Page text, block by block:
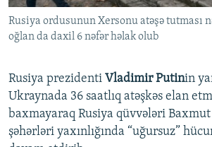
AZADLIQRADIOSU MOBIL TELEFONUNUZDA
XƏBƏR BÜLLETENLƏRIMIZ
RFE/RL-in bütün saytları
Rusiya ordusunun Xersonu atəşə tutması
oğlan da daxil 6 nəfər həlak olub
Rusiya prezidenti Vladimir Putinin
Ukraynada 36 saatlıq atəşkəs elan
baxmayaraq Rusiya qüvvələri
şəhərləri yaxınlığında “uğursuz”